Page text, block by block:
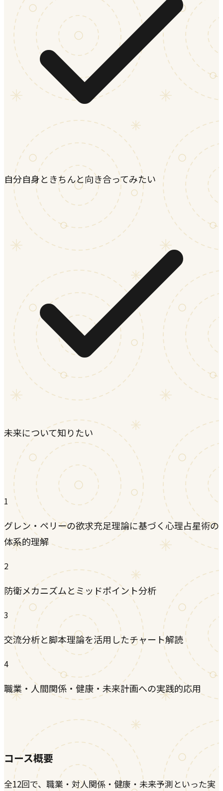
自分自身ときちんと向き合ってみたい
未来について知りたい
1
グレン・ペリーの欲求充足理論に基づく心理占星術の
体系的理解
2
防衛メカニズムとミッドポイント分析
3
交流分析と脚本理論を活用したチャート解読
4
職業・人間関係・健康・未来計画への実践的応用
コース概要
全12回で、職業・対人関係・健康・未来予測といった実